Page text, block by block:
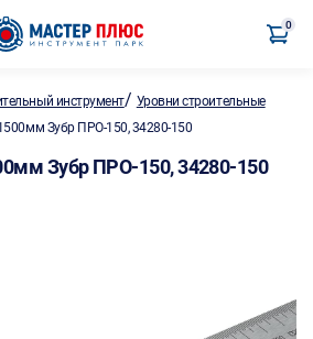
0
инструмент/ Уровни строительные
Зубр ПРО-150, 34280-150
Зубр ПРО-150, 34280-150